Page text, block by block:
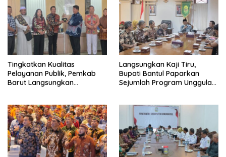
Tingkatkan Kualitas
Pelayanan Publik, Pemkab
Barut Langsungkan
Langsungkan Kaji Tiru,
Bupati Bantul Paparkan
Sejumlah Program Unggulan